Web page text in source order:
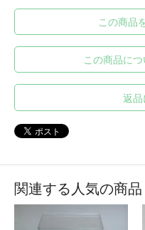
この商品
この商品に
返品
関連する人気の商品